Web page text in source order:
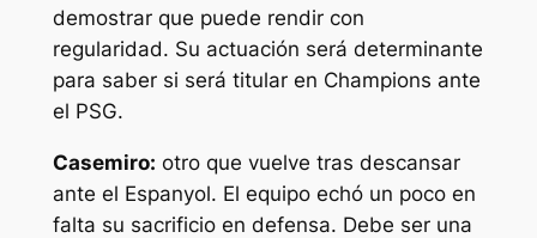
demostrar que puede rendir con
regularidad. Su actuación será determinante
para saber si será titular en Champions ante
el PSG.
Casemiro: otro que vuelve tras descansar
ante el Espanyol. El equipo echó un poco en
falta su sacrificio en defensa. Debe ser una